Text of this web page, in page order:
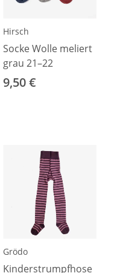
Hirsch
Socke Wolle meliert
grau 21–22
9,50 €
Grödo
Kinderstrumpfhose